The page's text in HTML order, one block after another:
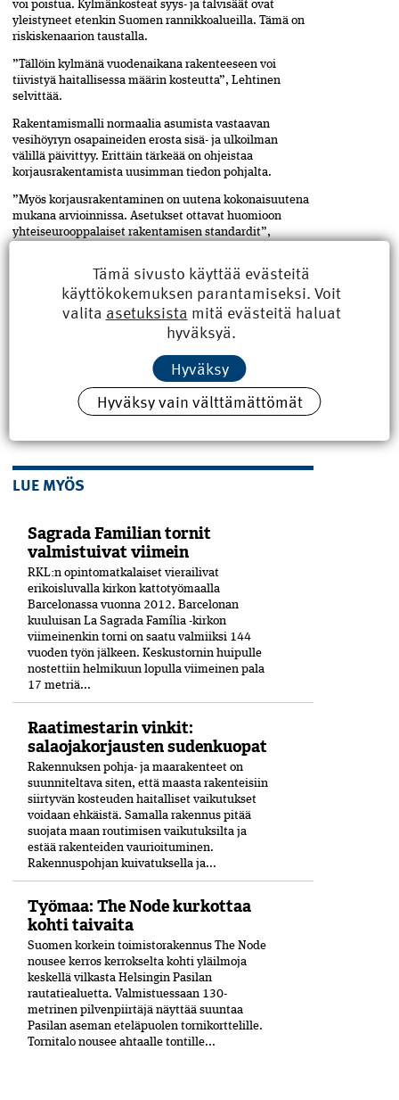
voi poistua. Kylmänkosteat syys- ja talvisäät ovat
yleistyneet etenkin Suomen rannikkoalueilla. Tämä on
riskiskenaarion taustalla.
”Tällöin kylmänä vuodenaikana rakenteeseen voi
tiivistyä haitallisessa määrin kosteutta”, Lehtinen
selvittää.
Rakentamismalli normaalia asumista vastaavan
vesihöyryn osapaineiden erosta sisä- ja ulkoilman
välillä päivittyy. Erittäin tärkeää on ohjeistaa
korjausrakentamista uusimman tiedon pohjalta.
”Myös korjausrakentaminen on uutena kokonaisuutena
mukana arvioinnissa. Asetukset ottavat huomioon
yhteiseurooppalaiset rakentamisen standardit”,
Teksti Reijo Holopainen, kuva iStock
rakentamismääräykset,
LUE MYÖS
Sagrada Familian tornit
valmistuivat viimein
RKL:n opintomatkalaiset vierailivat
erikoisluvalla kirkon kattotyömaalla
Barcelonassa vuonna 2012. Barcelonan
kuuluisan La Sagrada Família -kirkon
viimeinenkin torni on saatu valmiiksi­ 144
vuoden työn jälkeen. Keskustornin huipulle
nostettiin helmikuun lopulla viimeinen pala
17 metriä...
Raatimestarin vinkit:
salaojakorjausten sudenkuopat
Rakennuksen pohja- ja maarakenteet on
suunniteltava siten, että maasta rakenteisiin
siirtyvän kosteuden haitalliset vaikutukset
voidaan ehkäistä. Samalla rakennus pitää
suojata maan routimisen vaikutuksilta ja
estää rakenteiden vaurioituminen.
Rakennuspohjan kuivatuksella ja...
Työmaa: The Node kurkottaa
kohti taivaita
Suomen korkein toimistorakennus The Node
nousee kerros kerrokselta kohti yläilmoja
keskellä vilkasta Helsingin Pasilan
rautatiealuetta. Valmistuessaan 130-
metrinen pilvenpiirtäjä näyttää suuntaa
Pasilan aseman eteläpuolen tornikorttelille.
Tornitalo nousee ahtaalle tontille...
Tämä sivusto käyttää evästeitä
käyttökokemuksen parantamiseksi. Voit
valita asetuksista mitä evästeitä haluat
hyväksyä.
Hyväksy
Hyväksy vain välttämättömät